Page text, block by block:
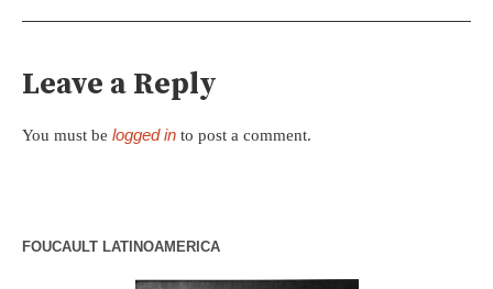
Leave a Reply
You must be logged in to post a comment.
FOUCAULT LATINOAMERICA